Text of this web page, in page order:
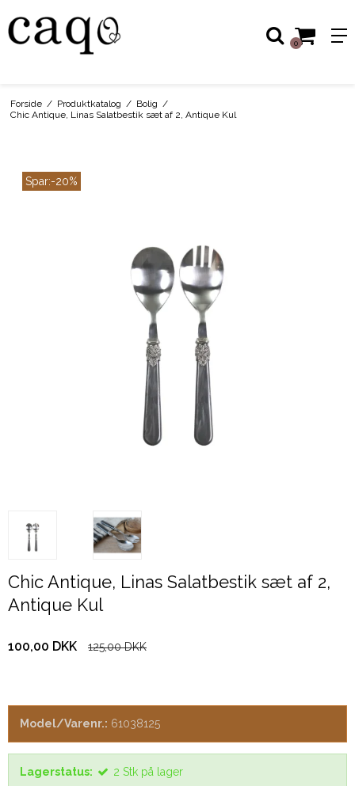
0
Forside / Produktkatalog / Bolig /
Chic Antique, Linas Salatbestik sæt af 2, Antique Kul
Spar:-20%
Chic Antique, Linas Salatbestik sæt af 2,
Antique Kul
100,00 DKK 125,00 DKK
Model/Varenr.: 61038125
Lagerstatus: 2 Stk på lager